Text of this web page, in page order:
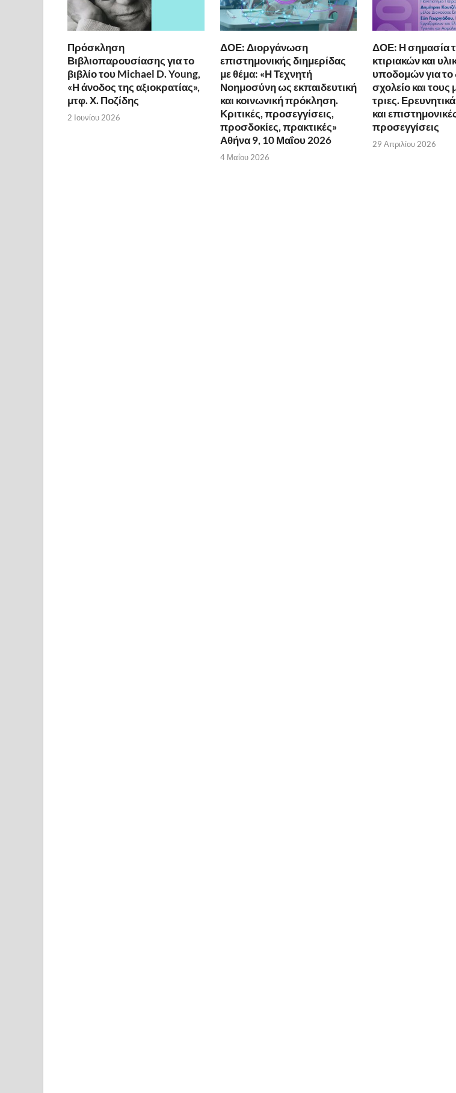
Πρόσκληση
Βιβλιοπαρουσίασης για το
βιβλίο του Michael D. Young,
«Η άνοδος της αξιοκρατίας»,
μτφ. Χ. Ποζίδης
2 Ιουνίου 2026
ΔΟΕ: Διοργάνωση
επιστημονικής διημερίδας
με θέμα: «Η Τεχνητή
Νοημοσύνη ως εκπαιδευτική
και κοινωνική πρόκληση.
Κριτικές, προσεγγίσεις,
προσδοκίες, πρακτικές»
Αθήνα 9, 10 Μαΐου 2026
4 Μαΐου 2026
ΔΟΕ: Η σημασία
κτιριακών και
υποδομών για το
σχολείο και τους
τριες.
και
προσεγγίσεις
29 Απριλίου 2026